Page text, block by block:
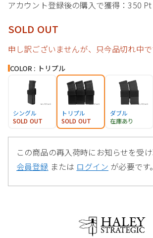
アカウント登録後の購入で獲得：350 Pt
SOLD OUT
申し訳ございませんが、只今品切れ中で
COLOR : トリプル
シングル
SOLD OUT
トリプル
SOLD OUT
ダブル
在庫あり
この商品の再入荷時にお知らせを受
会員登録 または ログイン が必要です。